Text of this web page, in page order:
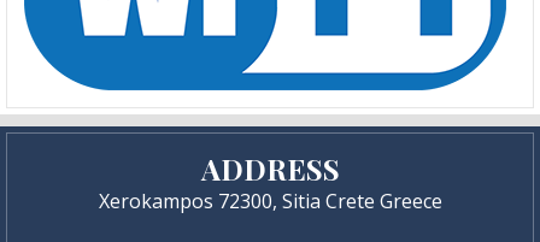
ADDRESS
Xerokampos 72300, Sitia Crete Greece